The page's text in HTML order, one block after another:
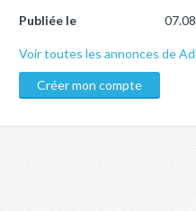
Publiée le
Voir toutes les annonces de
Créer mon compte